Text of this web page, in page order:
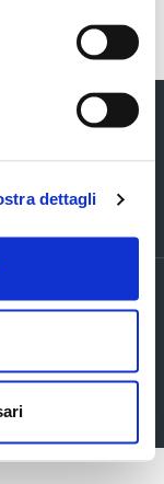
dettagli
0438 980098 fax +39